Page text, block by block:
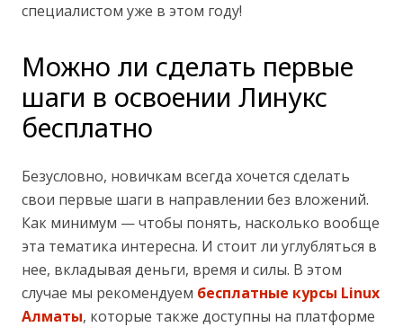
специалистом уже в этом году!
Можно ли сделать первые
шаги в освоении Линукс
бесплатно
Безусловно, новичкам всегда хочется сделать
свои первые шаги в направлении без вложений.
Как минимум — чтобы понять, насколько вообще
эта тематика интересна. И стоит ли углубляться в
нее, вкладывая деньги, время и силы. В этом
случае мы рекомендуем бесплатные курсы Linux
Алматы, которые также доступны на платформе